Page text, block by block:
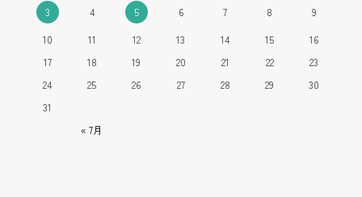
« 7月
3 4 5 6 7 8
9
10
11 12 13 14 15
16
17
18 19 20 21 22
23
24
25 26 27 28 29
30
31